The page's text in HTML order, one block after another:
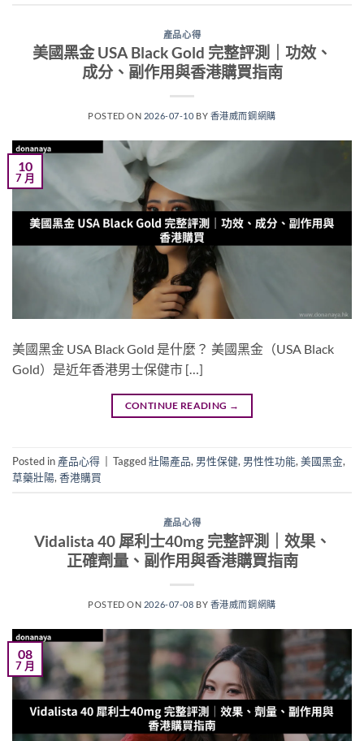
產品心得
美國黑金 USA Black Gold 完整評測｜功效、
成分、副作用與香港購買指南
POSTED ON 2026-07-10 BY 香港威而鋼網購
10
7 月
美國黑金 USA Black Gold 是什麼？ 美國黑金（USA Black
Gold）是近年香港男士保健市 […]
CONTINUE READING →
Posted in 產品心得 Tagged壯陽產品, 男性保健, 男性性功能,美國黑金,
草藥壯陽,香港購買
產品心得
Vidalista 40 犀利士40mg 完整評測｜效果、
正確劑量、副作用與香港購買指南
POSTED ON 2026-07-08 BY 香港威而鋼網購
08
7 月